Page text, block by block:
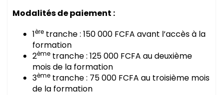
Modalités de paiement :
1ère tranche : 150 000 FCFA avant l’accès à la
formation
2ème tranche : 125 000 FCFA au deuxième
mois de la formation
3ème tranche : 75 000 FCFA au troisième mois
de la formation